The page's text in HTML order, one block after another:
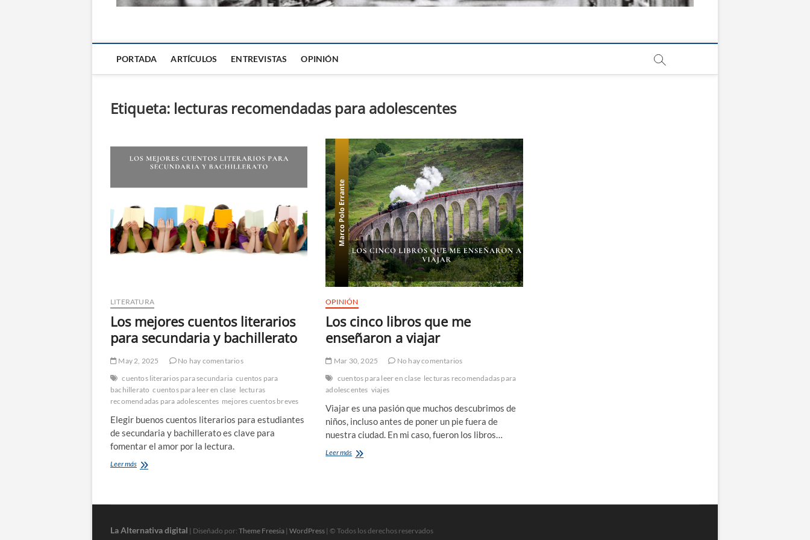
PORTADA ARTÍCULOS ENTREVISTAS OPINIÓN
Etiqueta: lecturas recomendadas para adolescentes
LITERATURA
Los mejores cuentos literarios
para secundaria y bachillerato
May 2, 2025
No hay comentarios
cuentos literarios para secundaria cuentos para
bachillerato cuentos para leer en clase lecturas
recomendadas para adolescentes mejores cuentos breves
Elegir buenos cuentos literarios para estudiantes
de secundaria y bachillerato es clave para
fomentar el amor por la lectura.
Leer másLos
para
y
OPINIÓN
Los cinco libros que me
enseñaron a viajar
Mar 30, 2025
No hay comentarios
cuentos para leer en clase lecturas recomendadas para
adolescentes viajes
Viajar es una pasión que muchos descubrimos de
niños, incluso antes de poner un pie fuera de
nuestra ciudad. En mi caso, fueron los libros…
Leer másLos
enseñaron
viajar
La Alternativa digital | Diseñado por: Theme Freesia | WordPress | © Todos los derechos reservados